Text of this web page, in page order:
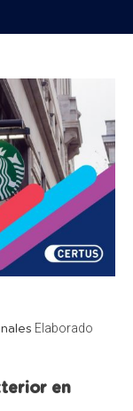
Elaborado
en